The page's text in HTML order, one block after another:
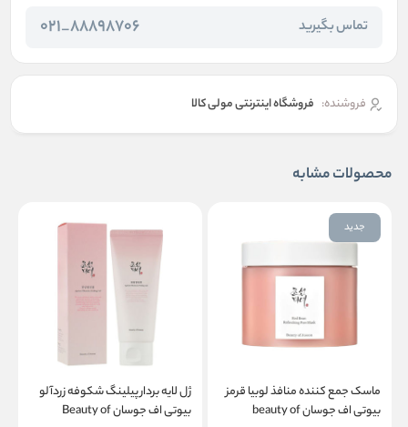
تماس بگیرید 88898706_021
فروشنده: فروشگاه اینترنتی مولی کالا
محصولات مشابه
جدید
ماسک جمع کننده منافذ لوبیا قرمز
بیوتی اف جوسان beauty of
ژل لایه بردار پیلینگ شکوفه زردآلو
بیوتی اف جوسان Beauty of